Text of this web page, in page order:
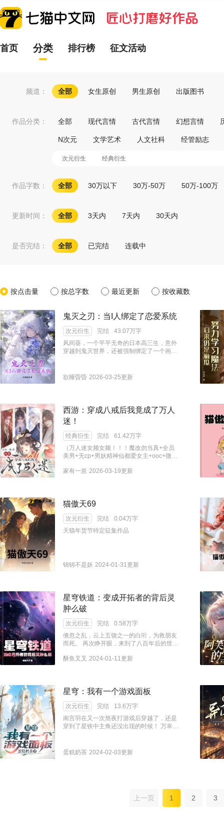
首页 分类 排行榜 征文活动
频道： 全部 女生原创 男生原创 出版图书
作品分类： 全部 现代言情 古代言情 幻想言情
N次元 文学艺术 人文社科 经管励志
次元衍生 经典衍生
作品字数： 全部 30万以下 30万-50万 50万-100万
更新时间： 全部 3天内 7天内 30天内
是否完结： 全部 已完结 连载中
按点击量 按总字数 最近更新 按收藏数
鬼灭之刃：当I人绑定了恋爱系统
次元衍生 完结
43.07万字
风间葵，一个平平无奇的日本高三生，意外
穿越到鬼灭世界，还被强制绑定了一个画风
+10。” 风间葵：“……我选择狗带。” 为了活
系统判定这也算“贴贴”； 甚至在蝴蝶忍面前
表演徒手接毒针，只为触发“信任考验”……
从此，鬼杀队众人看她的眼神逐渐变得不对
劲： 炭治郎（担忧）：“葵小姐……是不是
压力太大了？” 善逸（感动）：“她为了接近
我，竟然想出了这么多办法！好可爱！” 伊
之助（兴奋）：“她果然想和我进行更强的身
缘一之后，百年难遇的……社交奇才？” 上
修罗场里穿梭，结果不小心把整个鬼杀队
其余CP全拆。
欲睡昏昏 2026-03-25更新
西游：穿成八戒后我竟成了万人
迷！
经典衍生 完结
61.42万字
（万人迷女频女频！！！魔改勿当真+全员
美男+无cp+男妖精神仙都爱女主+ooc+微强
同人文里的猪八戒！ 唐三藏是搞笑美男，谈
然还是什么倾城绝世第一美人！？？ 不论是
神仙，还是妖魔，各个都馋她身子！ 朱狸石
化倒地，她真的完全拒绝跨种族恋爱，直接
连夜离开高老庄，结果还是逃不过强大的剧
干什么！？ 某些：“谁说我喜欢的是你的外
貌？” 吓得朱狸躲到孙悟空身后： 孙悟空声
往的吊儿郎当： “阿狸，我不叫你八戒了，
你也别叫我师父了可好？” 朱狸后退，看着
一旁沉默寡言的沙僧，突然觉得，他看自己
家有一崽 2026-03-19更新
猫傲天69
次元衍生 完结
0.04万字
天猫年货节特定征集作品
锦锦不是妖 2024-01-31更新
星穹铁道：变成开拓者的背后灵
肿么破
次元衍生 完结
0.58万字
倏忽之乱，云上五饶之一的白珩，为救朋友
而死。 再次睁开眼，来到了八百年后的世
绊。 白珩：确实没有预料到我会成为一个爱
口，狡黠道：没有，夸你呢。 穹：…… 穹：
那就多夸夸！我爱听！ cp：白珩x穹
酥鱼叉叉 2024-01-11更新
星穹：我有一个游戏面板
次元衍生 完结
13.6万字
南宫羽在又一次熬夜打游戏后穿越了，还是
穿到了星铁中主角还没出现的时候！ 万幸的
战士！ 为了保持自己的甜妹人设，南宫羽一
蛋糕奶茶 2024-02-03更新
上一页 1 2 3